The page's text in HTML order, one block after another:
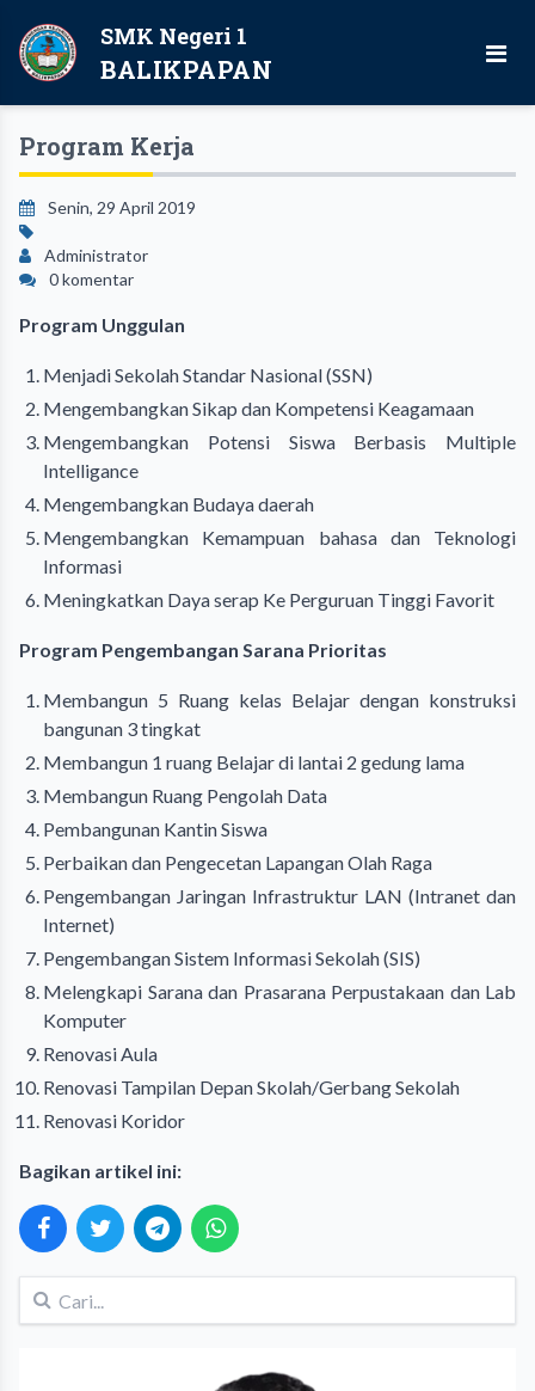
SMK Negeri 1
BALIKPAPAN
Program Kerja
Senin, 29 April 2019
Administrator
0 komentar
Program Unggulan
Menjadi Sekolah Standar Nasional (SSN)
Mengembangkan Sikap dan Kompetensi Keagamaan
Mengembangkan Potensi Siswa Berbasis Multiple
Intelligance
Mengembangkan Budaya daerah
Mengembangkan Kemampuan bahasa dan Teknologi
Informasi
Meningkatkan Daya serap Ke Perguruan Tinggi Favorit
Program Pengembangan Sarana Prioritas
Membangun 5 Ruang kelas Belajar dengan konstruksi
bangunan 3 tingkat
Membangun 1 ruang Belajar di lantai 2 gedung lama
Membangun Ruang Pengolah Data
Pembangunan Kantin Siswa
Perbaikan dan Pengecetan Lapangan Olah Raga
Pengembangan Jaringan Infrastruktur LAN (Intranet dan
Internet)
Pengembangan Sistem Informasi Sekolah (SIS)
Melengkapi Sarana dan Prasarana Perpustakaan dan Lab
Komputer
Renovasi Aula
Renovasi Tampilan Depan Skolah/Gerbang Sekolah
Renovasi Koridor
Bagikan artikel ini: